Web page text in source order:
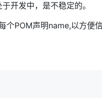
开发中，是不稳定的。
个POM声明name,以方便